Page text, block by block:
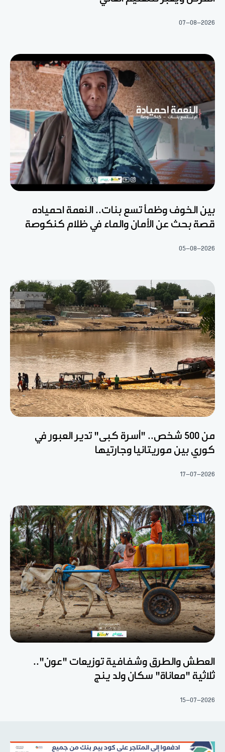
07-08-2026
بين الخوف وظمأ تسع بنات.. النعمة احمياده
قصة بحث عن الأمان والماء في ظلام كنكوصة
05-08-2026
من 500 شخص.. "أسرة كبى" تدير العبور في
كوري بين موريتانيا وجارتيها
17-07-2026
العطش والطرق وشفافية توزيعات "عون"..
ثلاثية "معاناة" سكان ولد ينج
15-07-2026